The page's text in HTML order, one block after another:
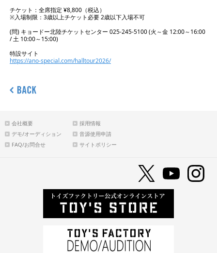
チケット：全席指定 ¥8,800（税込）
※入場制限：3歳以上チケット必要 2歳以下入場不可
(問) キョードー北陸チケットセンター 025-245-5100 (火～金 12:00～16:00
/ 土 10:00～15:00)
特設サイト
https://ano-special.com/halltour2026/
会社概要
採用情報
デモ/オーディション
音源使用申請
FAQ/お問合せ
サイトポリシー